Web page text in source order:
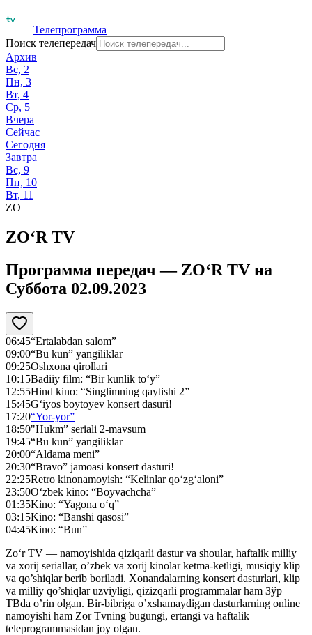
Телепрограмма
Поиск телепередач
Архив
Вс, 2
Пн, 3
Вт, 4
Ср, 5
Вчера
Сейчас
Сегодня
Завтра
Вс, 9
Пн, 10
Вт, 11
ZO
ZO‘R TV
Программа передач — ZO‘R TV на
Суббота 02.09.2023
06:45“Ertalabdan salom”
09:00“Bu kun” yangiliklar
09:25Oshxona qirollari
10:15Badiiy film: “Bir kunlik to‘y”
12:55Hind kino: “Singlimning qaytishi 2”
15:45G‘iyos boytoyev konsert dasuri!
17:20“Yor-yor”
18:50"Нukm” seriali 2-mavsum
19:45“Bu kun” yangiliklar
20:00“Aldama meni”
20:30“Bravo” jamoasi konsert dasturi!
22:25Retro kinonamoyish: “Kelinlar qo‘zg‘aloni”
23:50O‘zbek kino: “Boyvachcha”
01:35Kino: “Yagona o‘q”
03:15Kino: “Banshi qasosi”
04:45Kino: “Bun”
Zo‘r TV — namoyishida qiziqarli dastur va shoular, haftalik milliy
va xorij seriallar, o’zbek va xorij kinolar ketma-ketligi, musiqiy klip
va qo’shiqlar berib boriladi. Xonandalarning konsert dasturlari, klip
va milliy qo’shiqlar uzviyligi, qizizqarli programmalar ham Зўр
ТВda o’rin olgan. Bir-bibriga o’xshamaydigan dasturlarning online
namoyishi ham Zor Tvning bugungi, ertangi va haftalik
teleprogrammasidan joy olgan.